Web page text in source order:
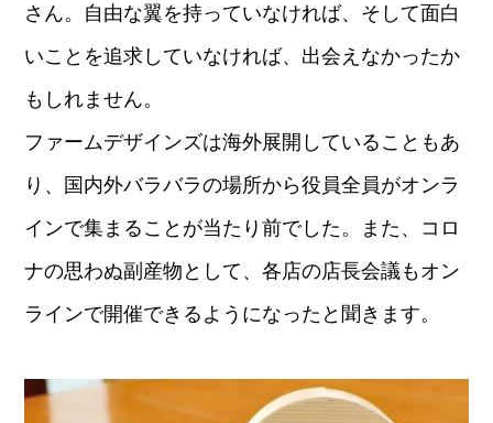
さん。自由な翼を持っていなければ、そして面白
いことを追求していなければ、出会えなかったか
もしれません。
ファームデザインズは海外展開していることもあ
り、国内外バラバラの場所から役員全員がオンラ
インで集まることが当たり前でした。また、コロ
ナの思わぬ副産物として、各店の店長会議もオン
ラインで開催できるようになったと聞きます。